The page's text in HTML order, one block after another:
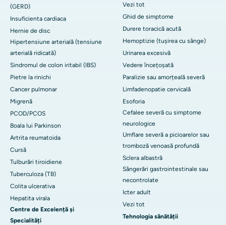
(GERD)
Insuficienta cardiaca
Hernie de disc
Hipertensiune arterială (tensiune
arterială ridicată)
Sindromul de colon iritabil (IBS)
Pietre la rinichi
Cancer pulmonar
Migrenă
PCOD/PCOS
Boala lui Parkinson
Artrita reumatoida
Cursă
Tulburări tiroidiene
Tuberculoza (TB)
Colita ulcerativa
Hepatita virala
Centre de Excelență și
Specialități
Vezi tot
Ghid de simptome
Durere toracică acută
Hemoptizie (tușirea cu sânge)
Urinarea excesivă
Vedere încețoșată
Paralizie sau amorțeală severă
Limfadenopatie cervicală
Esoforia
Cefalee severă cu simptome
neurologice
Umflare severă a picioarelor sau
tromboză venoasă profundă
Sclera albastră
Sângerări gastrointestinale sau
necontrolate
Icter adult
Vezi tot
Tehnologia sănătății